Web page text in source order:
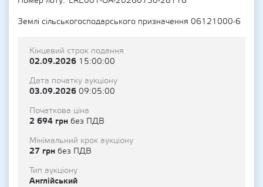
Землі сільськогосподарського призначення 06121000-6
Кінцевий строк подання
02.09.2026 15:00:00
Дата початку аукціону
03.09.2026 09:05:00
Початкова ціна
2 694 грн без ПДВ
Мінімальний крок аукціону
27 грн без ПДВ
Тип аукціону
Англійський